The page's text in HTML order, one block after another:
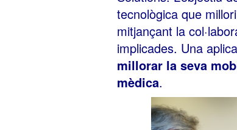
tecnològica que
mitjançant la
implicades. Una
millorar la seva
mèdica.